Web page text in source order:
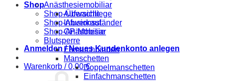
Shop
Shop-Übersicht
Shop-Abverkauf
Shop-Anästhesie
Anmelden / Neues Kundenkonto anlegen
Warenkorb /0,00€
Anästhesiemobiliar
Aufwachliege
Infusionsständer
OP-Mobiliar
Blutsperre
Esmarchbinden
Manschetten
Doppelmanschetten
Einfachmanschetten